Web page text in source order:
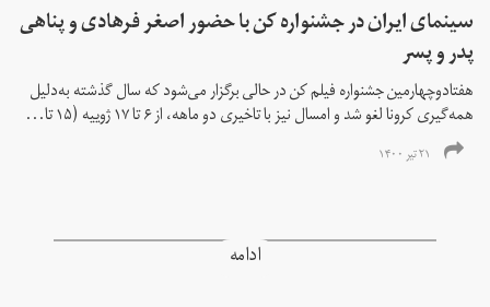
سینمای ایران در جشنواره کن با حضور اصغر فرهادی و پناهی
پدر و پسر
هفتادوچهارمین جشنواره فیلم کن در حالی برگزار می‌شود که سال گذشته به‌دلیل
همه‌گیری کرونا لغو شد و امسال نیز با تاخیری دو ماهه، از ۶ تا ۱۷ ژوییه (۱۵ تا...
۲۱ تیر ۱۴۰۰
ادامه